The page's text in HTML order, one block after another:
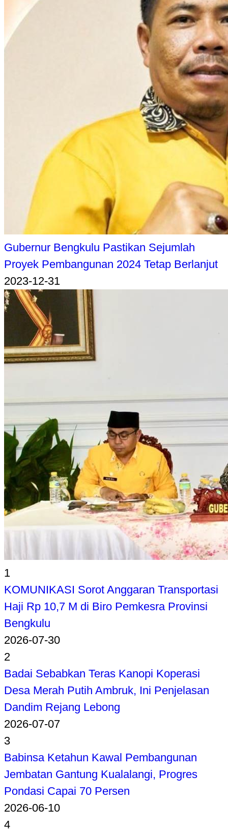
Gubernur Bengkulu Pastikan Sejumlah
Proyek Pembangunan 2024 Tetap Berlanjut
2023-12-31
1
KOMUNIKASI Sorot Anggaran Transportasi
Haji Rp 10,7 M di Biro Pemkesra Provinsi
Bengkulu
2026-07-30
2
Badai Sebabkan Teras Kanopi Koperasi
Desa Merah Putih Ambruk, Ini Penjelasan
Dandim Rejang Lebong
2026-07-07
3
Babinsa Ketahun Kawal Pembangunan
Jembatan Gantung Kualalangi, Progres
Pondasi Capai 70 Persen
2026-06-10
4